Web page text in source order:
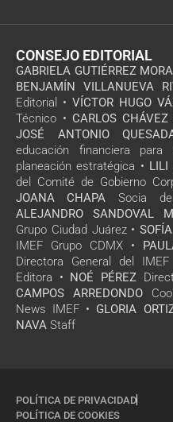
CONSEJO EDITORIAL
GABRIELA GUTIÉRREZ MORA
BENJAMÍN VILLANUEVA
Editorial • VÍCTOR HUGO
Técnico • CARLOS CHÁVEZ
JOSÉ ANTONIO
educación financiera
planeación estratégica • LILI
del Comité de Gobierno
JOANA CHAPA Socia
ALEJANDRO SANDOVAL
Grupo Ciudad Juárez •
IMEF Grupo CDMX •
Directora General del
Editora • NOÉ PÉREZ
CAMPOS ARREDONDO
News IMEF • GLORIA
NAVA Staff
POLÍTICA DE PRIVACIDAD
POLÍTICA DE COOKIES